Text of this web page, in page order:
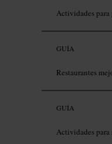
Actividades para
GUÍA
Restaurantes
GUÍA
Actividades para